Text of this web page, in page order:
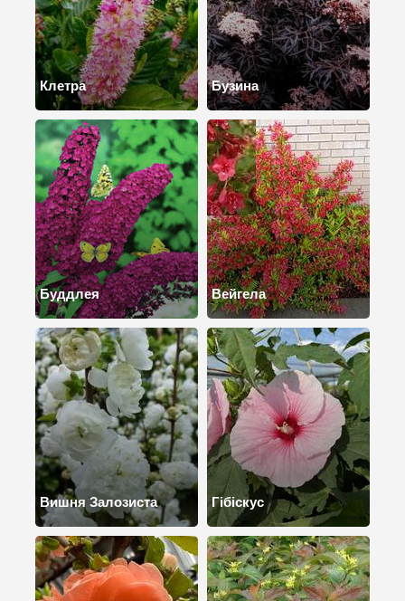
Клетра Бузина
Буддлея Вейгела
Вишня Залозиста Гібіскус